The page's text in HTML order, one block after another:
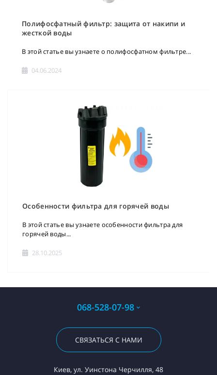
Полифосфатный фильтр: защита от накипи и
жесткой воды
В этой статье вы узнаете о полифосфатном фильтре...
04.06.2024
Особенности фильтра для горячей воды
В этой статье вы узнаете особенности фильтра для
горячей воды...
28.10.2025
068-528-07-98
СВЯЗАТЬСЯ С НАМИ
Киев, ул. Уинстона Черчилля, 48